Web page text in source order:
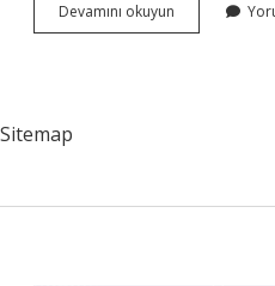
Devamını okuyun
Pizza
Sitemap